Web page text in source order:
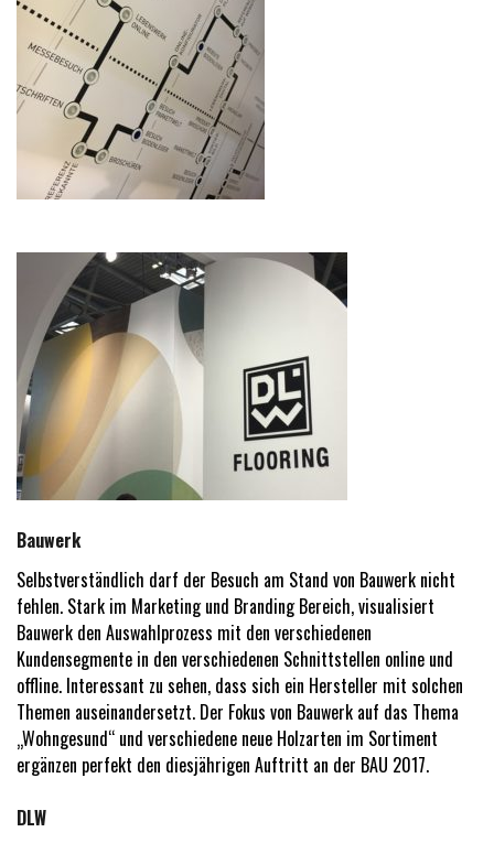
Bauwerk
Selbstverständlich darf der Besuch am Stand von Bauwerk nicht
fehlen. Stark im Marketing und Branding Bereich, visualisiert
Bauwerk den Auswahlprozess mit den verschiedenen
Kundensegmente in den verschiedenen Schnittstellen online und
offline. Interessant zu sehen, dass sich ein Hersteller mit solchen
Themen auseinandersetzt. Der Fokus von Bauwerk auf das Thema
„Wohngesund“ und verschiedene neue Holzarten im Sortiment
ergänzen perfekt den diesjährigen Auftritt an der BAU 2017.
DLW